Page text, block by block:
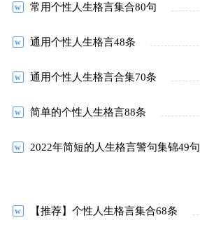
常用个性人生格言集合80句
通用个性人生格言48条
通用个性人生格言合集70条
简单的个性人生格言88条
2022年简短的人生格言警句集锦49句
【推荐】个性人生格言集合68条